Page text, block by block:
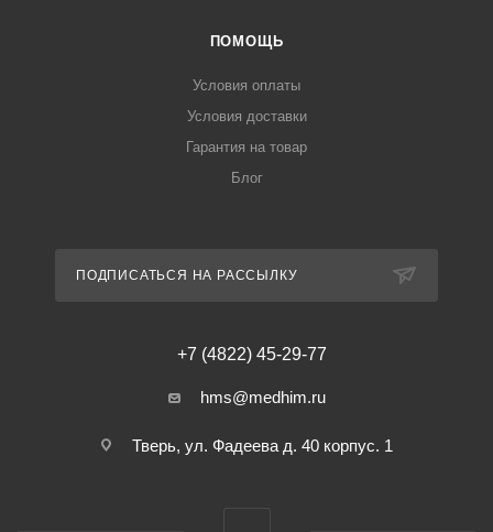
ПОМОЩЬ
Условия оплаты
Условия доставки
Гарантия на товар
Блог
ПОДПИСАТЬСЯ НА РАССЫЛКУ
+7 (4822) 45-29-77
hms@medhim.ru
Тверь, ул. Фадеева д. 40 корпус. 1